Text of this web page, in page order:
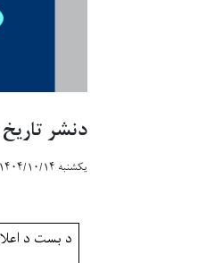
دنشر تاریخ
یکشنبه ۱۴۰۴/۱۰/۱۴ - ۱۲:۰
د بست د